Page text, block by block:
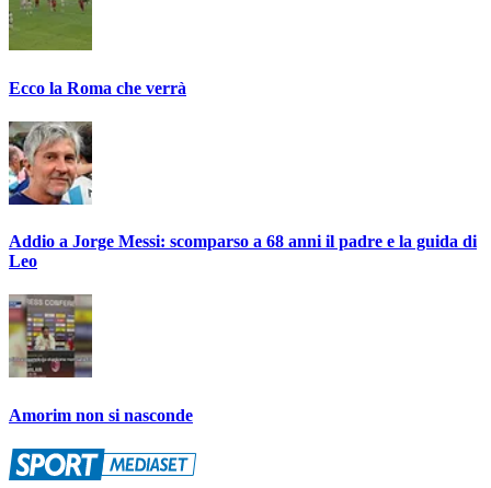
Ecco la Roma che verrà
Addio a Jorge Messi: scomparso a 68 anni il padre e la guida di
Leo
Amorim non si nasconde